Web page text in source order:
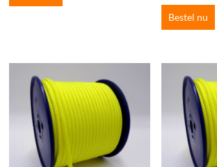
Bestel nu